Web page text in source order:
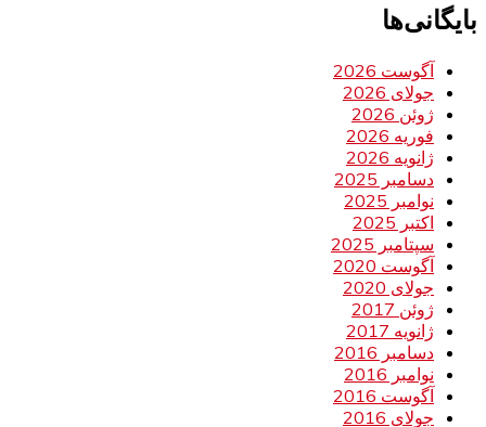
بایگانی‌ها
آگوست 2026
جولای 2026
ژوئن 2026
فوریه 2026
ژانویه 2026
دسامبر 2025
نوامبر 2025
اکتبر 2025
سپتامبر 2025
آگوست 2020
جولای 2020
ژوئن 2017
ژانویه 2017
دسامبر 2016
نوامبر 2016
آگوست 2016
جولای 2016